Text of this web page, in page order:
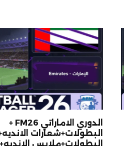
الدوري الاماراتي FM26 +
البطولات+شعارات
البطولات+ملابس